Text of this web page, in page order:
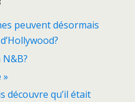
peuvent désormais
»
découvre qu’il était